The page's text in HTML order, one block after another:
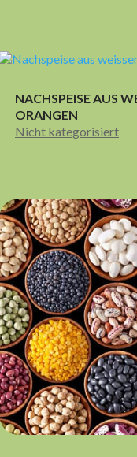
NACHSPEISE AUS
ORANGEN
Nicht kategorisiert